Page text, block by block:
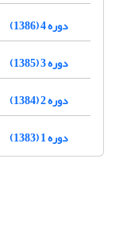
دوره 4 (1386)
دوره 3 (1385)
دوره 2 (1384)
دوره 1 (1383)